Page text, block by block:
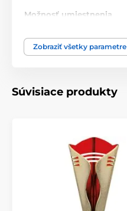
Možnosť umiestnenia
Výška cm
Motív
Spôsob personalizácie
Zobraziť všetky parametre
Súvisiace produkty